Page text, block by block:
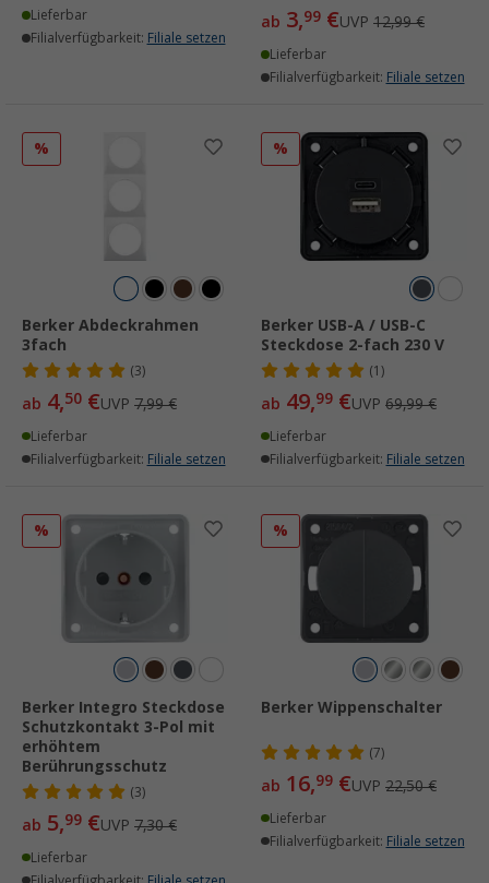
Lieferbar
Filialverfügbarkeit: Filiale setzen
ab 3,99 €UVP 12,99 €
Lieferbar
Filialverfügbarkeit: Filiale setzen
%
Berker Abdeckrahmen
3fach
(3)
ab 4,50 €UVP 7,99 €
Lieferbar
Filialverfügbarkeit: Filiale setzen
%
Berker USB-A / USB-C
Steckdose 2-fach 230 V
(1)
ab 49,99 €UVP 69,99 €
Lieferbar
Filialverfügbarkeit: Filiale setzen
%
Berker Integro Steckdose
Schutzkontakt 3-Pol mit
erhöhtem
Berührungsschutz
(3)
ab 5,99 €UVP 7,30 €
Lieferbar
%
Berker Wippenschalter
(7)
ab 16,99 €UVP 22,50 €
Lieferbar
Filialverfügbarkeit: Filiale setzen